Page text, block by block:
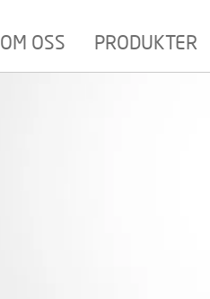
OM OSS PRODUKTER